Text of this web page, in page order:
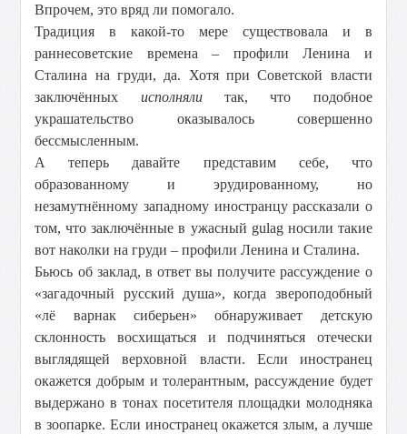
Впрочем, это вряд ли помогало.
Традиция в какой-то мере существовала и в
раннесоветские времена – профили Ленина и
Сталина на груди, да. Хотя при Советской власти
заключённых исполнялитак, что подобное
украшательство оказывалось совершенно
бессмысленным.
А теперь давайте представим себе, что
образованному и эрудированному, но
незамутнённому западному иностранцу рассказали о
том, что заключённые в ужасный gulag носили такие
вот наколки на груди – профили Ленина и Сталина.
Бьюсь об заклад, в ответ вы получите рассуждение о
«загадочный русский душа», когда звероподобный
«лё варнак сиберьен» обнаруживает детскую
склонность восхищаться и подчиняться отечески
выглядящей верховной власти. Если иностранец
окажется добрым и толерантным, рассуждение будет
выдержано в тонах посетителя площадки молодняка
в зоопарке. Если иностранец окажется злым, а лучше